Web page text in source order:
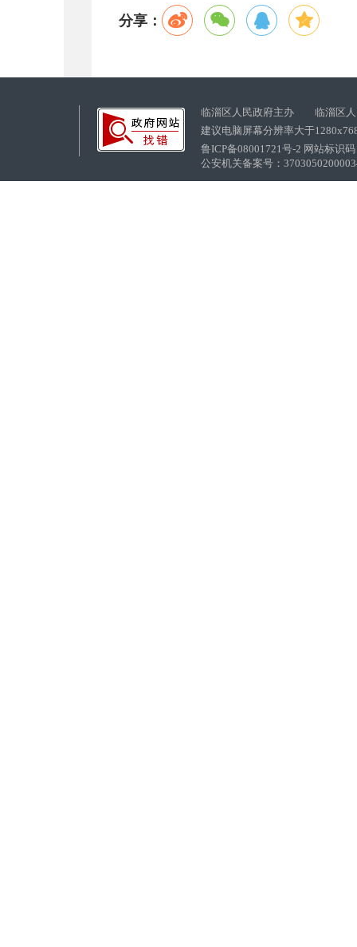
分享：
临淄区人民政府主办 临淄区人
建议电脑屏幕分辨率大于
鲁ICP备08001721号-2 网站标识
公安机关备案号：